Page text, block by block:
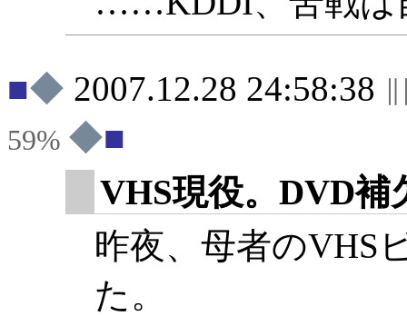
◆ 2007.12.28 24:58:38
59% ◆
VHS現役。DVD補
昨夜、母者のVHS
た。